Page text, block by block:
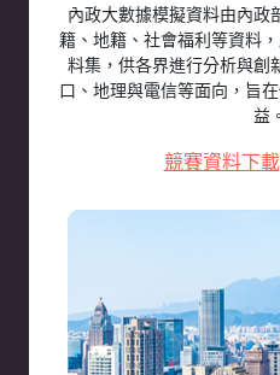
內政大數據模擬資料由內政
籍、地籍、社會福利等資料
料集，供各界進行分析與創
口、地理與電信等面向，旨
益。
競賽資料下載